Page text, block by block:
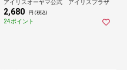
アイリスオーヤマ公式 アイリスプラザ
2,680 円 (税込)
24ポイント